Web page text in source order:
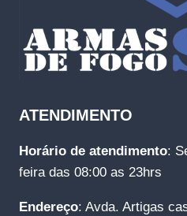
ATENDIMENTO
Horário de atendimento:
feira das 08:00 as 23hrs
Endereço: Avda. Artigas